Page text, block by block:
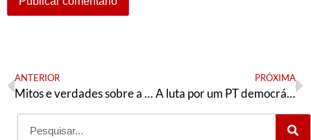
ANTERIOR
Mitos e verdades sobre a Base de Alcântara
PRÓXIMA
A luta por um PT democrático e militante em Campos-RJ